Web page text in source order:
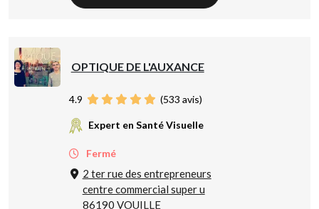
OPTIQUE DE L'AUXANCE
4.9 (533 avis)
Expert en Santé Visuelle
Fermé
2 ter rue des entrepreneurs
centre commercial super u
86190 VOUILLE